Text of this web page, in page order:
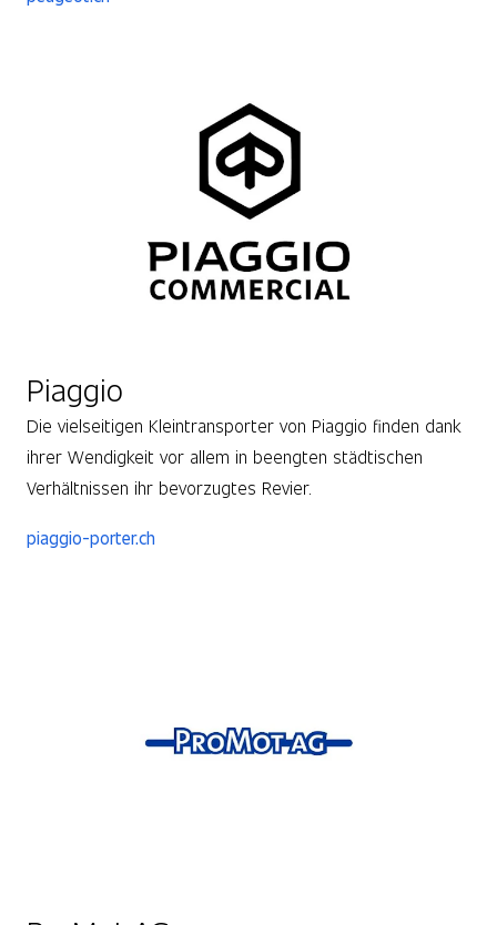
Piaggio
Die vielseitigen Kleintransporter von Piaggio finden dank
ihrer Wendigkeit vor allem in beengten städtischen
Verhältnissen ihr bevorzugtes Revier.
piaggio-porter.ch